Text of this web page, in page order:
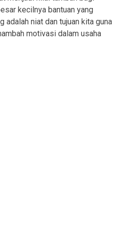
kecilnya bantuan yang
adalah niat dan tujuan kita guna
motivasi dalam usaha